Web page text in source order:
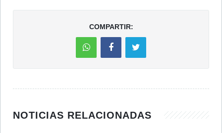
COMPARTIR:
NOTICIAS RELACIONADAS